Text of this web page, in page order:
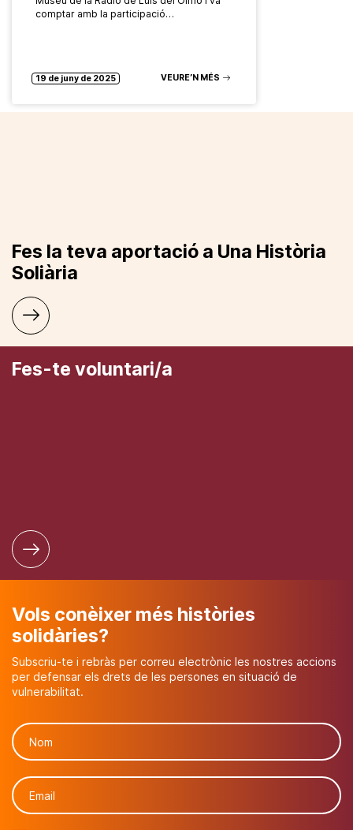
comptar amb la participació…
19 de juny de 2025 VEURE’N MÉS
Fes la teva aportació a Una Història
Soliària
Fes-te voluntari/a
Vols conèixer més històries
solidàries?
Subscriu-te i rebràs per correu electrònic les nostres accions
per defensar els drets de les persones en situació de
vulnerabilitat.